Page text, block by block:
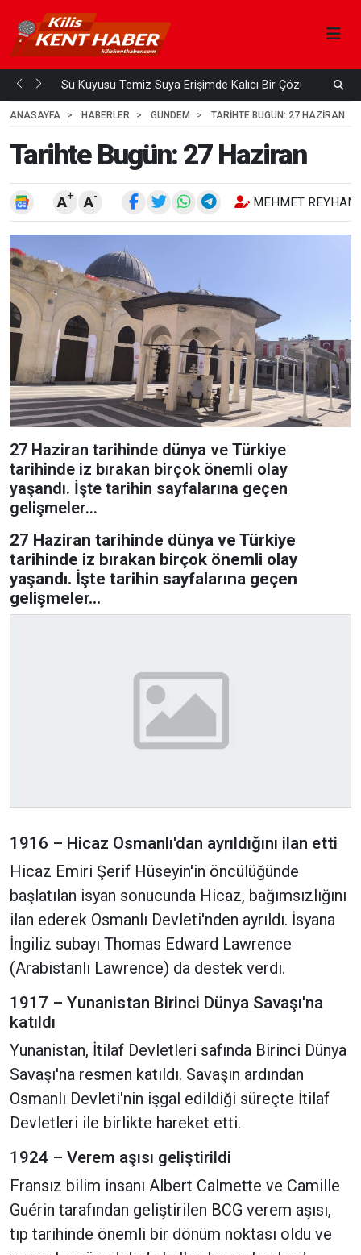
Su Kuyusu Temiz Suya Erişimde Kalıcı Bir Çözüm
3
ANASAYFA HABERLER GÜNDEM TARIHTE BUGÜN: 27 HAZIRAN
Tarihte Bugün: 27 Haziran
A+ A- MEHMET
27 Haziran tarihinde dünya ve Türkiye
tarihinde iz bırakan birçok önemli olay
yaşandı. İşte tarihin sayfalarına geçen
gelişmeler...
27 Haziran tarihinde dünya ve Türkiye
tarihinde iz bırakan birçok önemli olay
yaşandı. İşte tarihin sayfalarına geçen
gelişmeler...
1916 – Hicaz Osmanlı'dan ayrıldığını ilan etti
Hicaz Emiri Şerif Hüseyin'in öncülüğünde
başlatılan isyan sonucunda Hicaz, bağımsızlığını
ilan ederek Osmanlı Devleti'nden ayrıldı. İsyana
İngiliz subayı Thomas Edward Lawrence
(Arabistanlı Lawrence) da destek verdi.
1917 – Yunanistan Birinci Dünya Savaşı'na
katıldı
Yunanistan, İtilaf Devletleri safında Birinci Dünya
Savaşı'na resmen katıldı. Savaşın ardından
Osmanlı Devleti'nin işgal edildiği süreçte İtilaf
Devletleri ile birlikte hareket etti.
1924 – Verem aşısı geliştirildi
Fransız bilim insanı Albert Calmette ve Camille
Guérin tarafından geliştirilen BCG verem aşısı,
tıp tarihinde önemli bir dönüm noktası oldu ve